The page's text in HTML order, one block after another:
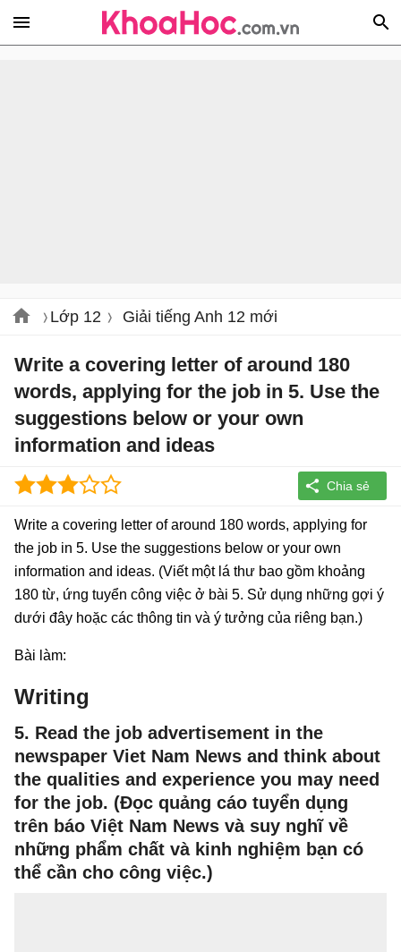
Lớp 12 Giải tiếng Anh 12 mới
Write a covering letter of around 180
words, applying for the job in 5. Use the
suggestions below or your own
information and ideas
Write a covering letter of around 180 words, applying for
the job in 5. Use the suggestions below or your own
information and ideas. (Viết một lá thư bao gồm khoảng
180 từ, ứng tuyển công việc ở bài 5. Sử dụng những gợi ý
dưới đây hoặc các thông tin và ý tưởng của riêng bạn.)
Bài làm:
Writing
5. Read the job advertisement in the
newspaper Viet Nam News and think about
the qualities and experience you may need
for the job. (Đọc quảng cáo tuyển dụng
trên báo Việt Nam News và suy nghĩ về
những phẩm chất và kinh nghiệm bạn có
thể cần cho công việc.)